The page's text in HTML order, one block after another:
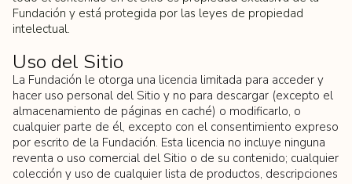
Fundación y está protegida por las leyes de propiedad
intelectual.
Uso del Sitio
La Fundación le otorga una licencia limitada para acceder y
hacer uso personal del Sitio y no para descargar (excepto el
almacenamiento de páginas en caché) o modificarlo, o
cualquier parte de él, excepto con el consentimiento expreso
por escrito de la Fundación. Esta licencia no incluye ninguna
reventa o uso comercial del Sitio o de su contenido; cualquier
colección y uso de cualquier lista de productos, descripciones